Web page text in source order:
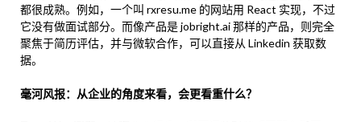
都很成熟。例如，一个叫 rxresu.me 的网站用 React 实现，不过
它没有做面试部分。而像产品是 jobright.ai 那样的产品，则完全
聚焦于简历评估，并与微软合作，可以直接从 Linkedin 获取数
据。
毫河风报：从企业的角度来看，会更看重什么？